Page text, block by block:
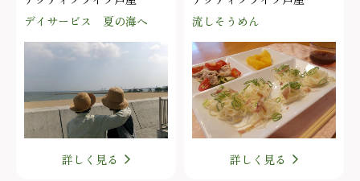
デイサービス 夏の海へ
詳しく見る
流しそうめん
詳しく見る